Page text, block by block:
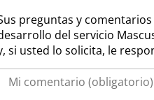
preguntas y
del servicio
si usted lo solicita, le